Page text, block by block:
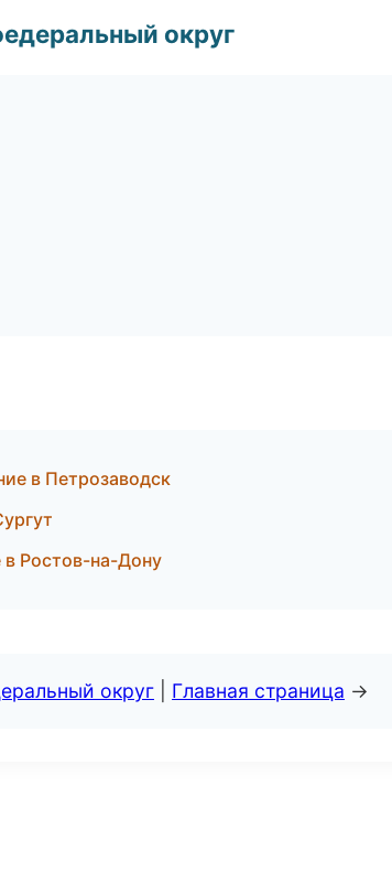
округ
в Петрозаводск
Ростов-на-Дону
округ Главная страница →